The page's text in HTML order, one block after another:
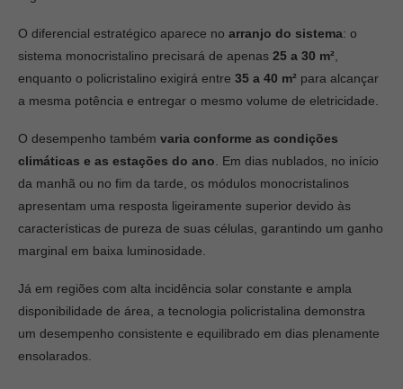
O diferencial estratégico aparece no arranjo do sistema: o
sistema monocristalino precisará de apenas 25 a 30 m²
enquanto o policristalino exigirá entre 35 a 40 m² para alcançar
a mesma potência e entregar o mesmo volume de eletricidade.
O desempenho também varia conforme as condições
climáticas e as estações do ano . Em dias nublados, no início
da manhã ou no fim da tarde, os módulos monocristalinos
apresentam uma resposta ligeiramente superior devido às
características de pureza de suas células, garantindo um ganho
marginal em baixa luminosidade.
Já em regiões com alta incidência solar constante e ampla
disponibilidade de área, a tecnologia policristalina demonstra
um desempenho consistente e equilibrado em dias plenamente
ensolarados.